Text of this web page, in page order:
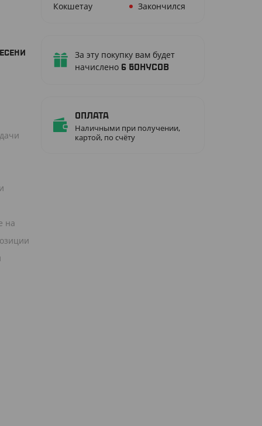
Кокшетау
Закончился
За эту покупку вам будет
начислено 6 бонусов
Оплата
Наличными при получении,
картой, по счёту
на